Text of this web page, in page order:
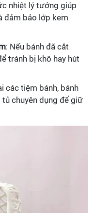
nhiệt lý tưởng giúp
đảm bảo lớp kem
: Nếu bánh đã cắt
tránh bị khô hay hút
các tiệm bánh, bánh
chuyên dụng để giữ